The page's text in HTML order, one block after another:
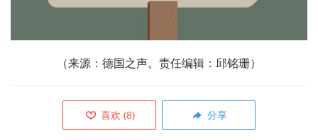
（来源：德国之声。责任编辑：邱铭珊）
喜欢 (8) 分享